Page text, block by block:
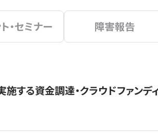
・セミナー 障害報告
する資金調達・クラウドファン